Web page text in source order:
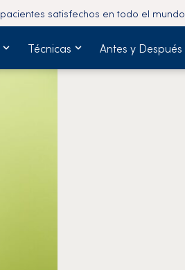
pacientes satisfechos en todo el mundo
Técnicas Antes y Después